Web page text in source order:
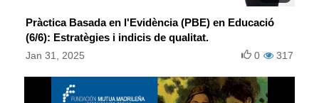
Pràctica Basada en l'Evidència (PBE) en Educació
(6/6): Estratègies i indicis de qualitat.
Jan 31, 2025 317
0